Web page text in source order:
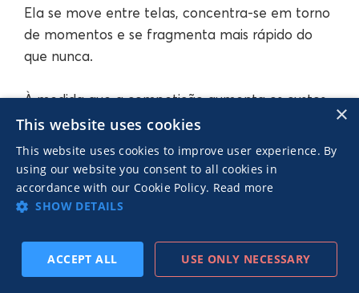
Ela se move entre telas, concentra-se em torno
de momentos e se fragmenta mais rápido do
que nunca.
À medida que a competição aumenta os custos
nos canais tradicionais, a diversificação torna-se
essencial. Expandir para ambientes móveis e de
web aberta permite que as marcas mantenham
o alcance enquanto melhoram a eficiência e o
controle sobre o desempenho.
Neste ambiente, o sucesso vem de estar
presente onde a atenção vive, quando ela mais
×
This website uses cookies
This website uses cookies to improve user experience. By
using our website you consent to all cookies in
accordance with our Cookie Policy. Read more
SHOW DETAILS
ACCEPT ALL USE ONLY NECESSARY